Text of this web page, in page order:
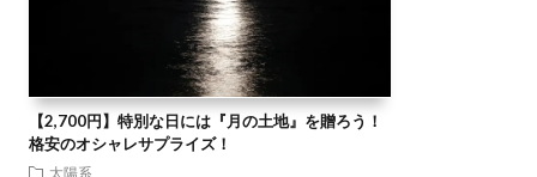
【2,700円】特別な日には『月の土地』を贈ろう！
格安のオシャレサプライズ！
太陽系